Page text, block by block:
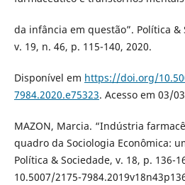
da infância em questão”. Política &
v. 19, n. 46, p. 115-140, 2020.
Disponível em https://doi.org/
7984.2020.e75323. Acesso em 03/
MAZON, Marcia. “Indústria
quadro da Sociologia Econômica:
Política & Sociedade, v. 18, p. 136-
10.5007/2175-